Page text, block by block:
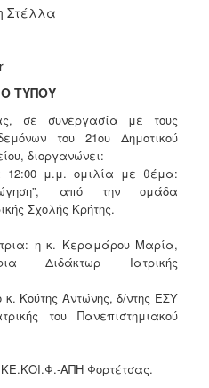
Στέλλα
ΤΥΠΟΥ
σε συνεργασία με τους
του 21ου Δημοτικού
διοργανώνει:
12:00 μ.μ. ομιλία με θέμα:
από την ομάδα
Σχολής Κρήτης.
η κ. Κεραμάρου Μαρία,
Διδάκτωρ Ιατρικής
κ. Κούτης Αντώνης, δ/ντης ΕΣΥ
του Πανεπιστημιακού
ΑΠΗ Φορτέτσας.